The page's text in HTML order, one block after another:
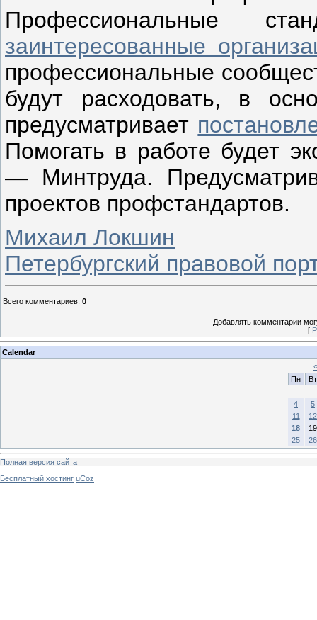
Профессиональные
заинтересованные
профессиональные
будут расходовать, в
предусматривает
Помогать в работе будет
— Минтруда.
проектов профстандартов.
Михаил Локшин
Петербургский правовой
Всего комментариев: 0
Добавлять комментарии
[
Calendar
«
Пн
Вт
4
5
11
12
18
19
25
26
Полная версия сайта
Бесплатный хостинг uCoz